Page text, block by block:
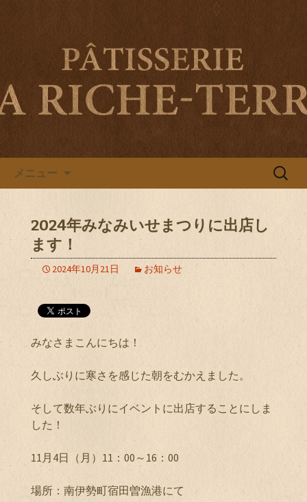
伊勢市旭町・南伊勢町のパティ
スリー ラ リシュテールのブロ
グ
伊勢市旭町・南伊勢町のパティスリー
メニュー
検
2024年みなみいせまつりに出店し
ます！
2024年10月21日 お知らせ
みなさまこんにちは！
久しぶりに寒さを感じた朝をむかえました。
そして数年ぶりにイベントに出店することにしま
した！
11月4日（月）11：00～16：00
場所：南伊勢町宿田曽漁港にて